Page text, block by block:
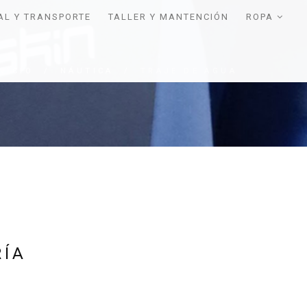
Y TRANSPORTE TALLER Y MANTENCIÓN ROPA